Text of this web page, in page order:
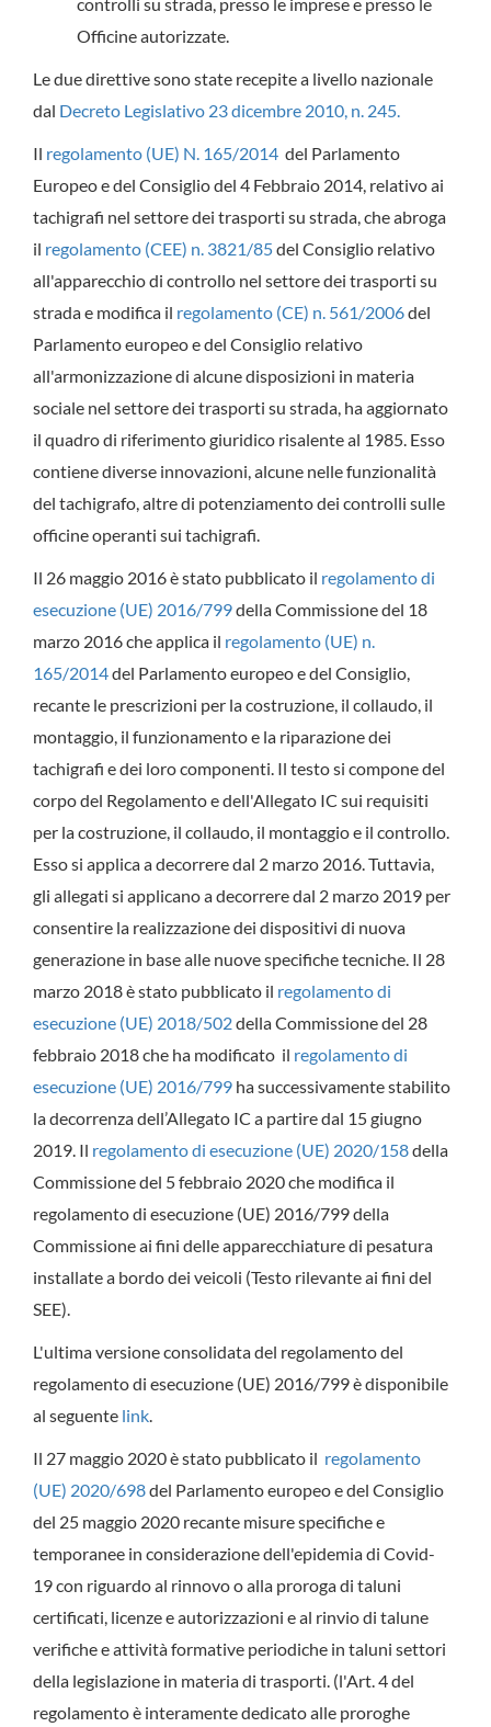
Officine autorizzate.
Le due direttive sono state recepite a livello nazionale
dal Decreto Legislativo 23 dicembre 2010, n. 245.
Il regolamento (UE) N. 165/2014 del Parlamento
Europeo e del Consiglio del 4 Febbraio 2014, relativo ai
tachigrafi nel settore dei trasporti su strada, che abroga
il regolamento (CEE) n. 3821/85del Consiglio relativo
all'apparecchio di controllo nel settore dei trasporti su
strada e modifica il regolamento (CE) n. 561/2006del
Parlamento europeo e del Consiglio relativo
all'armonizzazione di alcune disposizioni in materia
sociale nel settore dei trasporti su strada, ha aggiornato
il quadro di riferimento giuridico risalente al 1985. Esso
contiene diverse innovazioni, alcune nelle funzionalità
del tachigrafo, altre di potenziamento dei controlli sulle
officine operanti sui tachigrafi.
Il 26 maggio 2016 è stato pubblicato il regolamento di
esecuzione (UE) 2016/799della Commissione del 18
marzo 2016 che applica il regolamento (UE) n.
165/2014del Parlamento europeo e del Consiglio,
recante le prescrizioni per la costruzione, il collaudo, il
montaggio, il funzionamento e la riparazione dei
tachigrafi e dei loro componenti. Il testo si compone del
corpo del Regolamento e dell'Allegato IC sui requisiti
per la costruzione, il collaudo, il montaggio e il controllo.
Esso si applica a decorrere dal 2 marzo 2016. Tuttavia,
gli allegati si applicano a decorrere dal 2 marzo 2019 per
consentire la realizzazione dei dispositivi di nuova
generazione in base alle nuove specifiche tecniche. Il 28
marzo 2018 è stato pubblicato il regolamento di
esecuzione (UE) 2018/502della Commissione del 28
febbraio 2018 che ha modificato il regolamento di
esecuzione (UE) 2016/799 ha successivamente stabilito
la decorrenza dell’Allegato IC a partire dal 15 giugno
2019. Il regolamento di esecuzione (UE) 2020/158della
Commissione del 5 febbraio 2020 che modifica il
regolamento di esecuzione (UE) 2016/799 della
Commissione ai fini delle apparecchiature di pesatura
installate a bordo dei veicoli (Testo rilevante ai fini del
SEE).
L'ultima versione consolidata del regolamento del
regolamento di esecuzione (UE) 2016/799 è disponibile
al seguente link.
Il 27 maggio 2020 è stato pubblicato il regolamento
(UE) 2020/698del Parlamento europeo e del Consiglio
del 25 maggio 2020 recante misure specifiche e
temporanee in considerazione dell'epidemia di Covid-
19 con riguardo al rinnovo o alla proroga di taluni
certificati, licenze e autorizzazioni e al rinvio di talune
verifiche e attività formative periodiche in taluni settori
della legislazione in materia di trasporti. (l'Art. 4 del
regolamento è interamente dedicato alle proroghe